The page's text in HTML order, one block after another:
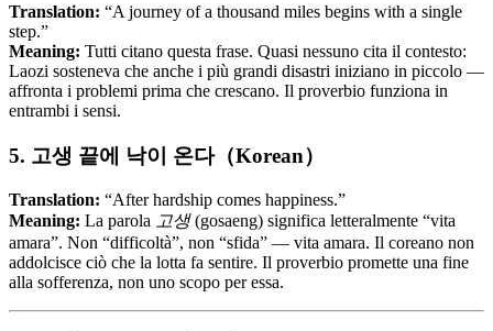
Translation: “A journey of a thousand miles begins with a single
step.”
Meaning: Tutti citano questa frase. Quasi nessuno cita il contesto:
Laozi sosteneva che anche i più grandi disastri iniziano in piccolo —
affronta i problemi prima che crescano. Il proverbio funziona in
entrambi i sensi.
5. 고생 끝에 낙이 온다（Korean）
Translation: “After hardship comes happiness.”
Meaning: La parola 고생(gosaeng) significa letteralmente “vita
amara”. Non “difficoltà”, non “sfida” — vita amara. Il coreano non
addolcisce ciò che la lotta fa sentire. Il proverbio promette una fine
alla sofferenza, non uno scopo per essa.